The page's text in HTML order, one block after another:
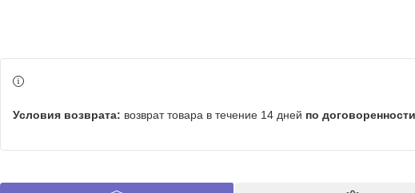
возврат товара в течение 14 дней по договоренности